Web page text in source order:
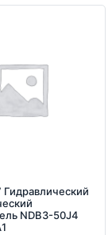
Гидравлический
NDB3-50J4